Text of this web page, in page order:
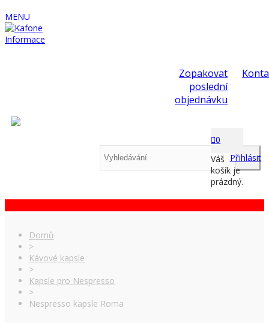
MENU
Informace
Zopakovat
poslední
objednávku
0
Váš
košík je
prázdný.
Přihlásit
Domů
>
Kávové kapsle
>
Kapsle pro Nespresso
>
Nespresso kapsle Roma